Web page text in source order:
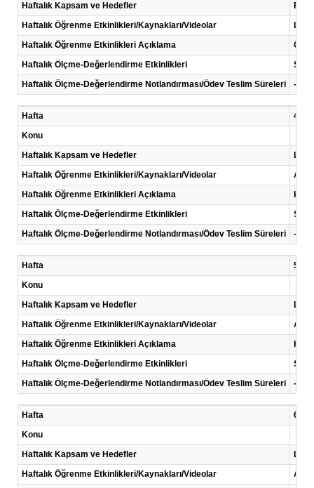
Haftalık Kapsam ve Hedefler
Haftalık Öğrenme Etkinlikleri/Kaynakları/Videolar
Haftalık Öğrenme Etkinlikleri Açıklama
Haftalık Ölçme-Değerlendirme Etkinlikleri
Haftalık Ölçme-Değerlendirme Notlandırması/Ödev Teslim Süreleri
-
Hafta
4
Konu
Haftalık Kapsam ve Hedefler
Haftalık Öğrenme Etkinlikleri/Kaynakları/Videolar
Haftalık Öğrenme Etkinlikleri Açıklama
Haftalık Ölçme-Değerlendirme Etkinlikleri
Haftalık Ölçme-Değerlendirme Notlandırması/Ödev Teslim Süreleri
-
Hafta
5
Konu
Haftalık Kapsam ve Hedefler
Haftalık Öğrenme Etkinlikleri/Kaynakları/Videolar
Haftalık Öğrenme Etkinlikleri Açıklama
Haftalık Ölçme-Değerlendirme Etkinlikleri
Haftalık Ölçme-Değerlendirme Notlandırması/Ödev Teslim Süreleri
-
Hafta
6
Konu
Haftalık Kapsam ve Hedefler
Haftalık Öğrenme Etkinlikleri/Kaynakları/Videolar